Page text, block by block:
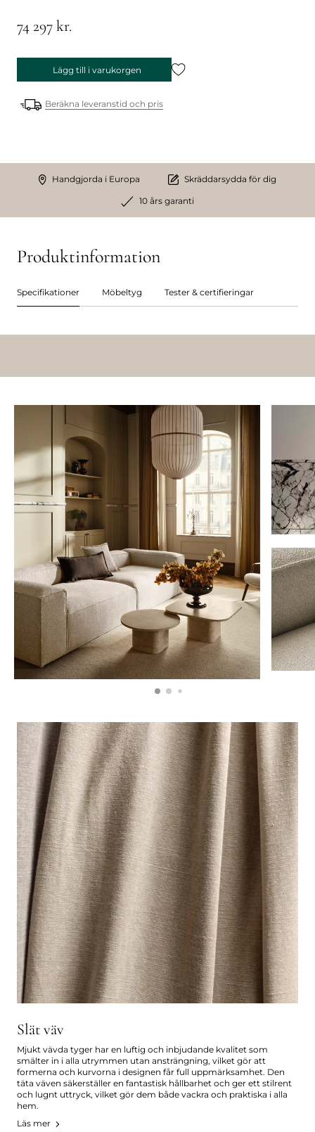
74 297 kr.
Lägg till i varukorgen
Beräkna leveranstid och pris
Handgjorda i Europa Skräddarsydda för dig
10 års garanti
Produktinformation
Specifikationer Möbeltyg Tester & certifieringar
Slät väv
Mjukt vävda tyger har en luftig och inbjudande kvalitet som
smälter in i alla utrymmen utan ansträngning, vilket gör att
formerna och kurvorna i designen får full uppmärksamhet. Den
täta väven säkerställer en fantastisk hållbarhet och ger ett stilrent
och lugnt uttryck, vilket gör dem både vackra och praktiska i alla
hem.
Läs mer